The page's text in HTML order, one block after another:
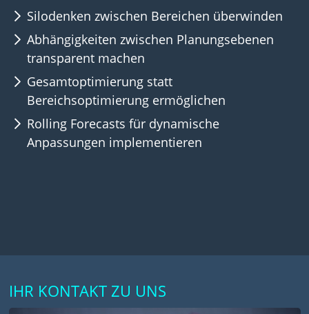
Silodenken zwischen Bereichen überwinden
Abhängigkeiten zwischen Planungsebenen
transparent machen
Gesamtoptimierung statt
Bereichsoptimierung ermöglichen
Rolling Forecasts für dynamische
Anpassungen implementieren
IHR KONTAKT ZU UNS